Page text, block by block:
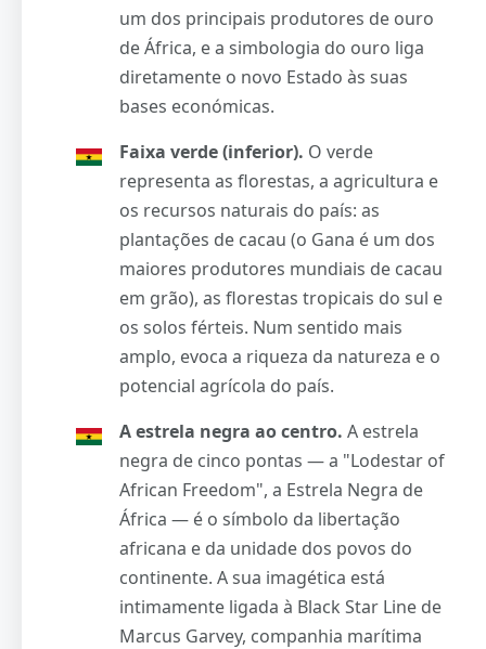
um dos principais produtores de ouro
de África, e a simbologia do ouro liga
diretamente o novo Estado às suas
bases económicas.
Faixa verde (inferior). O verde
representa as florestas, a agricultura e
os recursos naturais do país: as
plantações de cacau (o Gana é um dos
maiores produtores mundiais de cacau
em grão), as florestas tropicais do sul e
os solos férteis. Num sentido mais
amplo, evoca a riqueza da natureza e o
potencial agrícola do país.
A estrela negra ao centro. A estrela
negra de cinco pontas — a "Lodestar of
African Freedom", a Estrela Negra de
África — é o símbolo da libertação
africana e da unidade dos povos do
continente. A sua imagética está
intimamente ligada à Black Star Line de
Marcus Garvey, companhia marítima